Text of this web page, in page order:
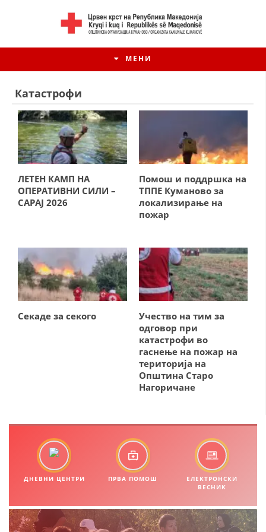
МЕНИ
ИСТОРИЈАТ НА ЦКРМ
СТРУКТУРА И ОРГАНИЗАЦИОНА ПОСТАВЕНОСТ – ОПШТИНСКА
ОРГАНИЗАЦИЈА КУМАНОВО
КОНТАКТ ИНФОРМАЦИИ
ЗАКОН ЗА ЦКРМ
СТАТУТ НА ЦКРМ
ОРГАНИЗАЦИЈА И РАЗВОЈ
РАКОВОДЕН ОДБОР
СТРУКТУРА И ОРГАНИЗАЦИОНА ПОСТАВЕНОСТ
Катастрофи
ЛЕТЕН КАМП НА
ОПЕРАТИВНИ СИЛИ –
САРАЈ 2026
Помош и поддршка на
ТППЕ Куманово за
локализирање на
пожар
Секаде за секого
Учество на тим за
одговор при
катастрофи во
гаснење на пожар на
територија на
Општина Старо
Нагоричане
ДНЕВНИ ЦЕНТРИ ПРВА ПОМОШ
ЕЛЕКТРОНСКИ
ВЕСНИК